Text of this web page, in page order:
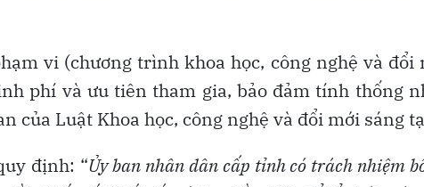
vi (chương trình khoa học, công nghệ và đổi
phí và ưu tiên tham gia, bảo đảm tính thống
của Luật Khoa học, công nghệ và đổi mới sáng
định: “Ủy ban nhân dân cấp tỉnh có trách nhiệm